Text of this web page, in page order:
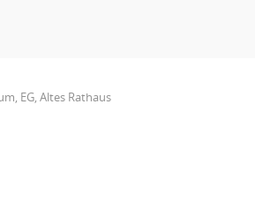
EG, Altes Rathaus